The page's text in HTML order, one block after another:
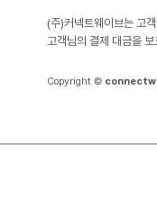
(주)커넥트웨이브는 고
고객님의 결제 대금을
Copyright ©